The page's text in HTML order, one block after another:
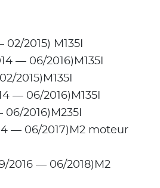
2015) M135I
— 06/2016)M135I
2015)M135I
— 06/2016)M135I
2016)M235I
— 06/2017)M2 moteur
2016 — 06/2018)M2